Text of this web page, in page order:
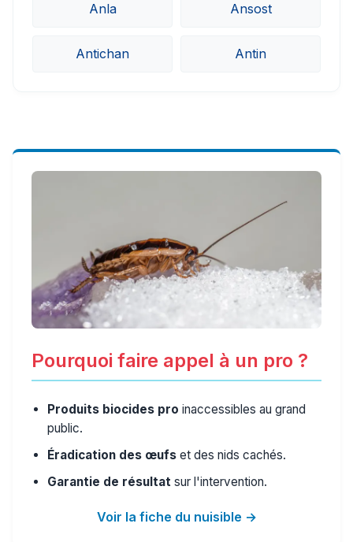
Anla Ansost
Antichan Antin
Pourquoi faire appel à un pro ?
Produits biocides pro inaccessibles au grand
public.
Éradication des œufs et des nids cachés.
Garantie de résultat sur l'intervention.
Voir la fiche du nuisible →